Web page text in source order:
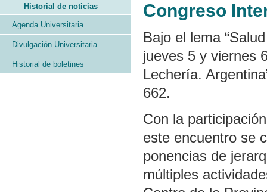
Congreso
Bajo el lema
jueves 5 y viernes
Lechería.
662.
Con la
este encuentro se
ponencias de
múltiples
Historial de noticias
Agenda Universitaria
Divulgación Universitaria
Historial de boletines